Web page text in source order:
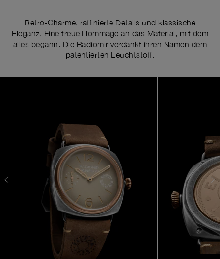
Retro-Charme, raffinierte Details und klassische
Eleganz. Eine treue Hommage an das Material, mit dem
alles begann. Die Radiomir verdankt ihren Namen dem
patentierten Leuchtstoff.
Image